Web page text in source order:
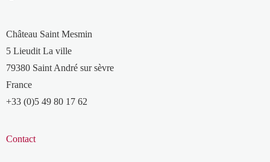
Château Saint Mesmin
5 Lieudit La ville
79380 Saint André sur sèvre
France
+33 (0)5 49 80 17 62
Contact